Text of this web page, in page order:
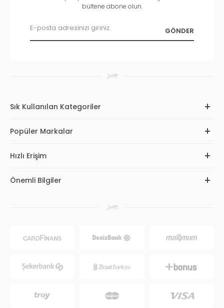
bültene abone olun.
Sık Kullanılan Kategoriler
Popüler Markalar
Hızlı Erişim
Önemli Bilgiler